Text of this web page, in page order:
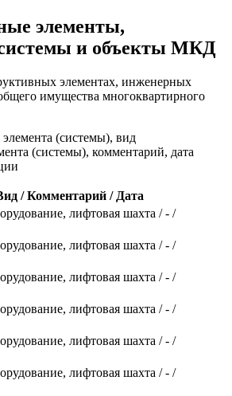
элементы,
и объекты МКД
элементах, инженерных
имущества многоквартирного
(системы), вид
(системы), комментарий, дата
/ Комментарий / Дата
лифтовая шахта / - /
лифтовая шахта / - /
лифтовая шахта / - /
лифтовая шахта / - /
лифтовая шахта / - /
лифтовая шахта / - /